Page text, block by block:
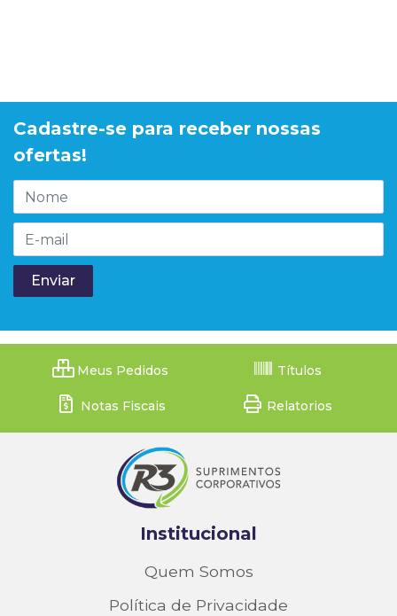
Cadastre-se para receber nossas
ofertas!
Meus Pedidos Títulos
Notas Fiscais Relatorios
Institucional
Quem Somos
Política de Privacidade